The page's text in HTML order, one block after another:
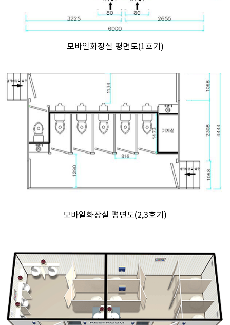
모바일화장실 평면도(1호기)
모바일화장실 평면도(2,3호기)